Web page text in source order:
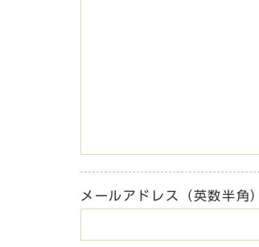
メールアドレス（英数半角）